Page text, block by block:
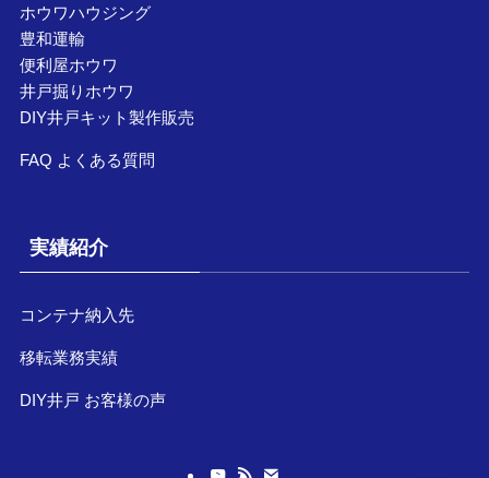
ホウワハウジング
豊和運輸
便利屋ホウワ
井戸掘りホウワ
DIY井戸キット製作販売
FAQ よくある質問
実績紹介
コンテナ納入先
移転業務実績
DIY井戸 お客様の声